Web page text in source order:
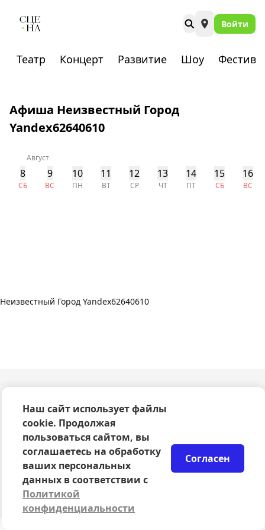
Войти
Театр Концерт Развитие Шоу
Афиша Неизвестный Город
Yandex62640610
Август
8
СБ
9
ВС
10
ПН
11
ВТ
12
СР
13
ЧТ
14
ПТ
15
СБ
16
ВС
Неизвестный Город Yandex62640610
Оферта
Политика конфиденциальности
Согласие на обработку персональных данных
Правила возврата билетов
Возврат билетов
Организаторам
Наш сайт использует файлы
cookie. Продолжая
пользоваться сайтом, вы
соглашаетесь на обработку
ваших персональных
данных в соответствии с
Политикой
конфиденциальности
Согласен